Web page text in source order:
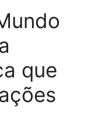
que